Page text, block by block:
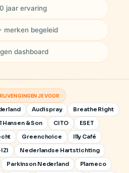
jaar ervaring
merken begeleid
dashboard
GINGEN JE VOOR
Audispray
Breathe Right
Hansen & Son CITO
ESET
Greenchoice
Illy Café
Nederlandse Hartstichting
Parkinson Nederland
Plameco